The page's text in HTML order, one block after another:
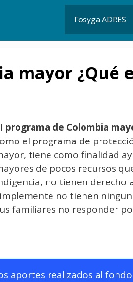
Fosyga ADRES
mayor ¿Qué
programa de Colombia
el programa de
tiene como finalidad
de pocos recursos
no tienen derecho
no tienen
familiares no responder
aportes realizados al